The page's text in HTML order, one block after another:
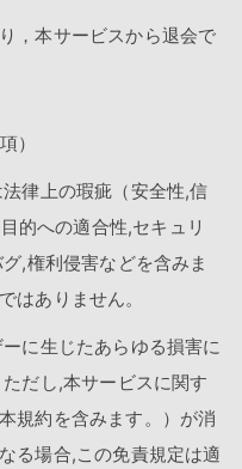
，本サービスから退会で
）
律上の瑕疵（安全性,信
的への適合性,セキュリ
,権利侵害などを含みま
はありません。
に生じたあらゆる損害に
だし,本サービスに関す
規約を含みます。）が消
る場合,この免責規定は適